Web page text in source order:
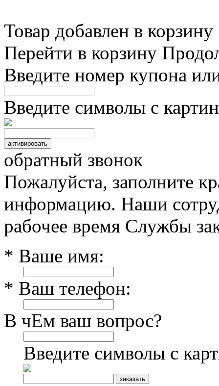
Товар добавлен в корзину
Перейти в корзину
Введите номер купона
Введите символы с
обратный звонок
Пожалуйста, заполните
информацию. Наши
рабочее время Службы
* Ваше имя:
* Ваш телефон:
В чЕм ваш вопрос?
Введите символы с